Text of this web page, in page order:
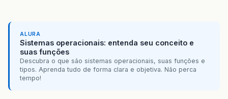
ALURA
Sistemas operacionais: entenda seu conceito e
suas funções
Descubra o que são sistemas operacionais, suas funções e
tipos. Aprenda tudo de forma clara e objetiva. Não perca
tempo!